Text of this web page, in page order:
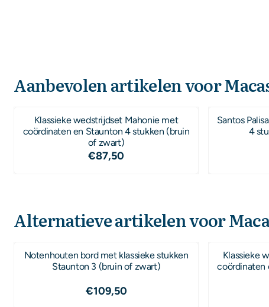
Aanbevolen artikelen voor
Klassieke wedstrijdset Mahonie met
coördinaten en Staunton 4 stukken (bruin
of zwart)
Prijs: 87,50
€87,50
Santos
4
Alternatieve artikelen voor
Notenhouten bord met klassieke stukken
Staunton 3 (bruin of zwart)
Prijs: 109,50
€109,50
Klassieke
coördinaten